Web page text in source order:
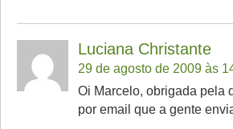
Luciana Christante
29 de agosto de 2009 às
Oi Marcelo, obrigada pela
por email que a gente